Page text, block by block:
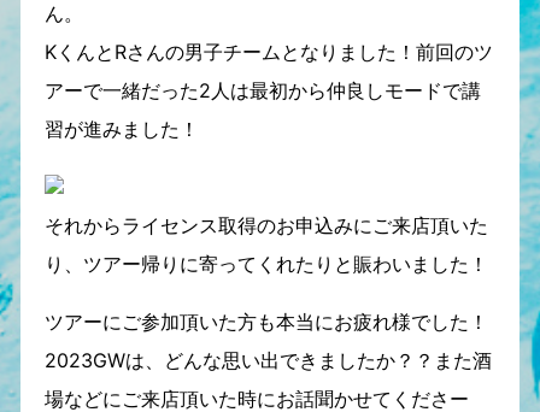
ん。
KくんとRさんの男子チームとなりました！前回のツ
アーで一緒だった2人は最初から仲良しモードで講
習が進みました！
それからライセンス取得のお申込みにご来店頂いた
り、ツアー帰りに寄ってくれたりと賑わいました！
ツアーにご参加頂いた方も本当にお疲れ様でした！
2023GWは、どんな思い出できましたか？？また酒
場などにご来店頂いた時にお話聞かせてくださー